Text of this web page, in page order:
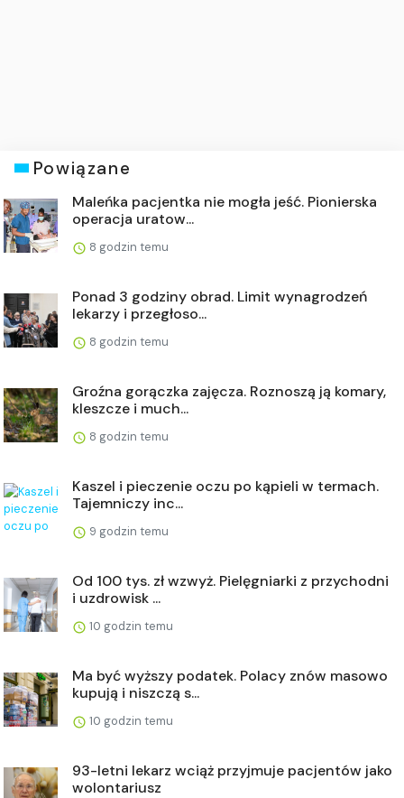
Powiązane
Maleńka pacjentka nie mogła jeść. Pionierska
operacja uratow...
8 godzin temu
Ponad 3 godziny obrad. Limit wynagrodzeń
lekarzy i przegłoso...
8 godzin temu
Groźna gorączka zajęcza. Roznoszą ją komary,
kleszcze i much...
8 godzin temu
Kaszel i pieczenie oczu po kąpieli w termach.
Tajemniczy inc...
9 godzin temu
Od 100 tys. zł wzwyż. Pielęgniarki z przychodni
i uzdrowisk ...
10 godzin temu
Ma być wyższy podatek. Polacy znów masowo
kupują i niszczą s...
10 godzin temu
93-letni lekarz wciąż przyjmuje pacjentów jako
wolontariusz